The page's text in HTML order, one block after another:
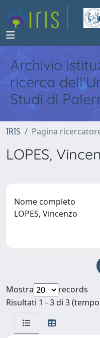
Archivio
ricerca
Studi di
IRIS Pagina
LOPES,
Nome completo
LOPES, Vincenzo
Mostra
records
Risultati 1 - 3 di 3